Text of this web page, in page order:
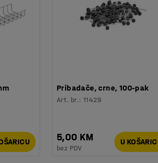
Pribadače, crne, 100-pak
Art. br.:11429
5,00 KM
bez PDV
U